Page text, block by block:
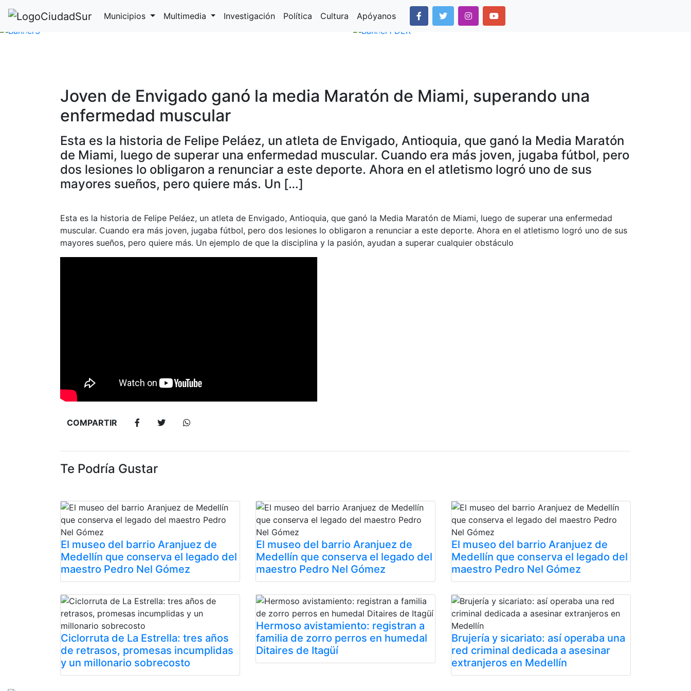
Municipios Multimedia Investigación Política Cultura
Apóyanos
Previous
Previous
Joven de Envigado ganó la media Maratón de Miami, superando una
enfermedad muscular
Esta es la historia de Felipe Peláez, un atleta de Envigado, Antioquia, que ganó la Media Maratón
de Miami, luego de superar una enfermedad muscular. Cuando era más joven, jugaba fútbol, pero
dos lesiones lo obligaron a renunciar a este deporte. Ahora en el atletismo logró uno de sus
mayores sueños, pero quiere más. Un […]
Esta es la historia de Felipe Peláez, un atleta de Envigado, Antioquia, que ganó la Media Maratón de Miami, luego de superar una enfermedad
muscular. Cuando era más joven, jugaba fútbol, pero dos lesiones lo obligaron a renunciar a este deporte. Ahora en el atletismo logró uno de sus
mayores sueños, pero quiere más. Un ejemplo de que la disciplina y la pasión, ayudan a superar cualquier obstáculo
COMPARTIR
Te Podría Gustar
El museo del barrio Aranjuez de
Medellín que conserva el legado del
maestro Pedro Nel Gómez
El museo del barrio Aranjuez de
Medellín que conserva el legado del
maestro Pedro Nel Gómez
El museo del barrio Aranjuez de
Medellín que conserva el legado del
maestro Pedro Nel Gómez
Ciclorruta de La Estrella: tres años
de retrasos, promesas incumplidas
y un millonario sobrecosto
Hermoso avistamiento: registran a
familia de zorro perros en humedal
Ditaires de Itagüí
Brujería y sicariato: así operaba una
red criminal dedicada a asesinar
extranjeros en Medellín